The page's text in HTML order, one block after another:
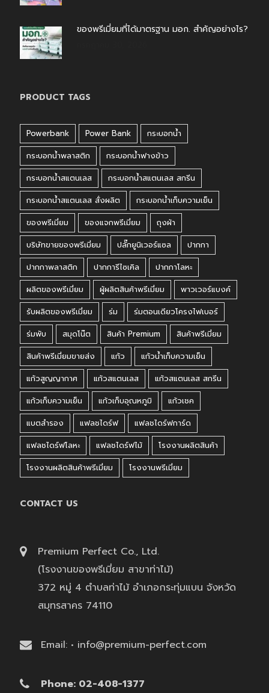
ของพรีเมี่ยมที่ได้มาตรฐาน มอก. สำคัญอย่างไร?
PRODUCT TAGS
Powerbank Power Bank
กระบอกน้ำ
กระบอกน้ำพลาสติก
กระบอกน้ำฟางข้าว
กระบอกน้ำสแตนเลส
กระบอกน้ำสแตนเลส สกรีน
กระบอกน้ำสแตนเลส สั่งผลิต
กระบอกน้ำเก็บความเย็น
ของพรีเมี่ยม
ของแจกพรีเมี่ยม
ถุงผ้า
บริษัทขายของพรีเมี่ยม
ปลั๊กยูนิเวอร์แซล
ปากกา
ปากกาพลาสติก
ปากการีไซเคิล
ปากกาโลหะ
ผลิตของพรีเมี่ยม
ผู้ผลิตสินค้าพรีเมี่ยม
พาวเวอร์แบงค์
รับผลิตของพรีเมี่ยม
ร่ม
ร่มตอนเดียวโครงไฟเบอร์
ร่มพับ
สมุดโน๊ต สินค้า Premium
สินค้าพรีเมี่ยม
สินค้าพรีเมี่ยมขายส่ง
แก้ว
แก้วน้ำเก็บความเย็น
แก้วสูญญากาศ
แก้วสแตนเลส
แก้วสแตนเลส สกรีน
แก้วเก็บความเย็น
แก้วเก็บอุณหภูมิ
แก้วเชค
แบตสำรอง
แฟลชไดร์ฟ
แฟลชไดร์ฟการ์ด
แฟลชไดร์ฟโลหะ
แฟลชไดร์ฟไม้
โรงงานผลิตสินค้า
โรงงานผลิตสินค้าพรีเมี่ยม
โรงงานพรีเมี่ยม
CONTACT US
Premium Perfect Co., Ltd.
(โรงงานของพรีเมี่ยม สาขาท่าไม้)
372 หมู่ 4 ตำบลท่าไม้ อำเภอกระทุ่มแบน จังหวัด
สมุทรสาคร 74110
Email: • info@premium-perfect.com
Phone: 02-408-1377